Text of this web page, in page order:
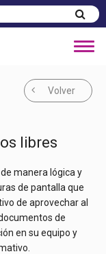
Volver
libres
manera lógica y
de pantalla que
de aprovechar al
de
en su equipo y